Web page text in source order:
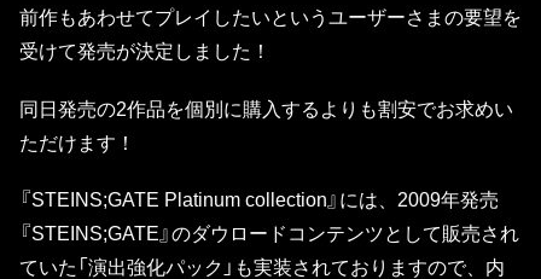
前作もあわせてプレイしたいというユーザーさまの要望を
受けて発売が決定しました！
同日発売の2作品を個別に購入するよりも割安でお求めい
ただけます！
『STEINS;GATE Platinum collection』には、2009年発売
『STEINS;GATE』のダウロードコンテンツとして販売され
ていた「演出強化パック」も実装されておりますので、内